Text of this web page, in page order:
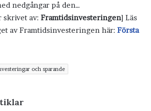
nedgångar på den…
skrivet av: Framtidsinvesteringen] Läs
av Framtidsinvesteringen här: Första
och sparande